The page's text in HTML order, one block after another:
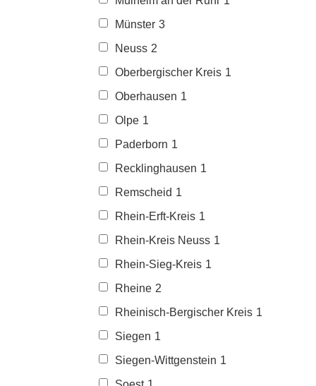
Münster 3
Neuss 2
Oberbergischer Kreis 1
Oberhausen 1
Olpe 1
Paderborn 1
Recklinghausen 1
Remscheid 1
Rhein-Erft-Kreis 1
Rhein-Kreis Neuss 1
Rhein-Sieg-Kreis 1
Rheine 2
Rheinisch-Bergischer Kreis 1
Siegen 1
Siegen-Wittgenstein 1